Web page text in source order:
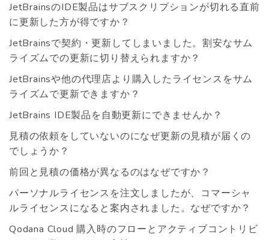
JetBrainsのIDE製品はサブスクリプションが切れる直前
に更新した方が得ですか？
JetBrainsで契約・更新してしまいました。割安なサム
ライズムでの更新に切り替えられますか？
JetBrainsや他の代理店より購入したライセンスをサム
ライズムで更新できますか？
JetBrains IDE製品を自動更新にできませんか？
見積の依頼をしていないのになぜ更新の見積が届くの
でしょうか？
前回と見積の価格が異なるのはなぜですか？
パーソナルライセンスを注文しましたが、コマーシャ
ルライセンスになると案内されました。なぜですか？
Qodana Cloud 購入時のフローとアクティブコントリビ